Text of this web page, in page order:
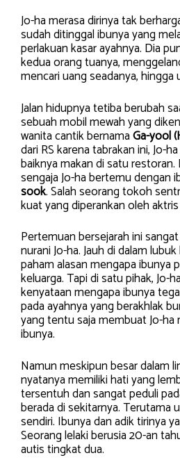
Jo-ha merasa dirinya tak
sudah ditinggal ibunya yang
perlakuan kasar ayahnya. Dia
kedua orang tuanya,
mencari uang seadanya, hingga
Jalan hidupnya tetiba berubah
sebuah mobil mewah yang
wanita cantik bernamaGa-yool
dari RS karena tabrakan ini, Jo-
baiknya makan di satu
sengaja Jo-ha bertemu dengan
sook. Salah seorang tokoh
kuat yang diperankan oleh
Pertemuan bersejarah ini
nurani Jo-ha. Jauh di dalam
paham alasan mengapa ibunya
keluarga. Tapi di satu pihak, Jo-
kenyataan mengapa ibunya
pada ayahnya yang berakhlak
yang tentu saja membuat Jo-ha
ibunya.
Namun meskipun besar dalam
nyatanya memiliki hati yang
tersentuh dan sangat peduli
berada di sekitarnya. Terutama
sendiri. Ibunya dan adik tirinya
Seorang lelaki berusia 20-an
autis tingkat dua.